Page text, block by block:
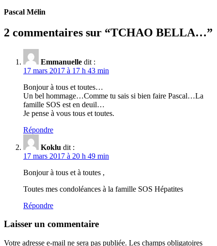
Pascal Mélin
2 commentaires sur “TCHAO BELLA…”
Emmanuelle dit :
17 mars 2017 à 17 h 43 min
Bonjour à tous et toutes…
Un bel hommage…Comme tu sais si bien faire Pascal…La
famille SOS est en deuil…
Je pense à vous tous et toutes.
Répondre
Koklu dit :
17 mars 2017 à 20 h 49 min
Bonjour à tous et à toutes ,
Toutes mes condoléances à la famille SOS Hépatites
Répondre
Laisser un commentaire
Votre adresse e-mail ne sera pas publiée. Les champs obligatoires